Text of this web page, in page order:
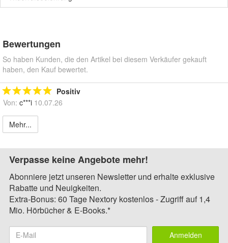
Bewertungen
So haben Kunden, die den Artikel bei diesem Verkäufer gekauft
haben, den Kauf bewertet.
Positiv
Von: c***i 10.07.26
Mehr...
Verpasse keine Angebote mehr!
Abonniere jetzt unseren Newsletter und erhalte exklusive
Rabatte und Neuigkeiten.
Extra-Bonus: 60 Tage Nextory kostenlos - Zugriff auf 1,4
Mio. Hörbücher & E-Books.*
Anmelden